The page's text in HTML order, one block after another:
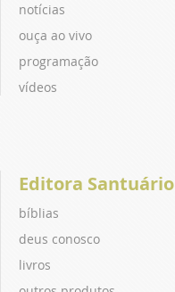
notícias
ouça ao vivo
programação
vídeos
Editora Santuário
bíblias
deus conosco
livros